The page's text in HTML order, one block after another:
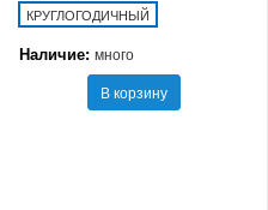
КРУГЛОГОДИЧНЫЙ
Наличие: много
В корзину